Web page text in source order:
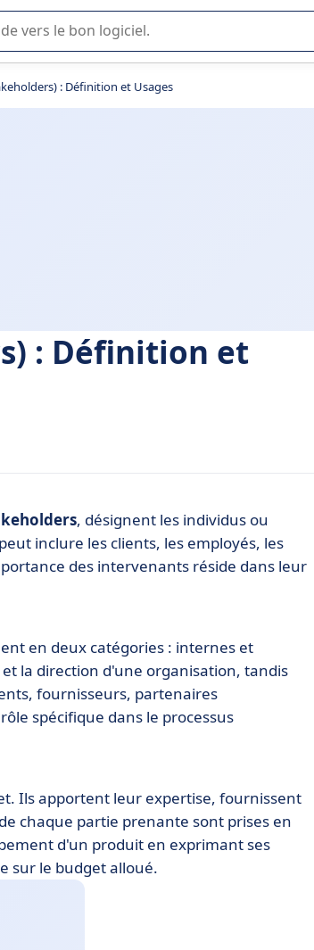
la sélection de logiciel SaaS en entreprise.
: Définition et Usages
: Définition et
, désignent les individus ou
inclure les clients, les employés, les
des intervenants réside dans leur
en deux catégories : internes et
la direction d'une organisation, tandis
fournisseurs, partenaires
spécifique dans le processus
Ils apportent leur expertise, fournissent
chaque partie prenante sont prises en
d'un produit en exprimant ses
sur le budget alloué.